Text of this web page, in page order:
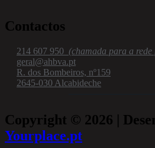
Contactos
214 607 950 (chamada para a
geral@ahbva.pt
R. dos Bombeiros, nº159
2645-030 Alcabideche
Copyright © 2026 |
Yourplace.pt